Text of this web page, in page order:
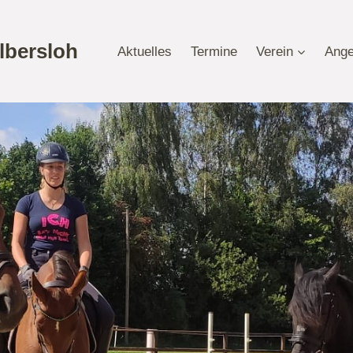
Aktuelles Termine Verein